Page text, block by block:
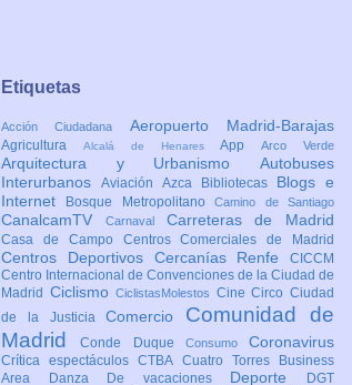
Etiquetas
Acción Ciudadana Aeropuerto Madrid-Barajas
Agricultura Alcalá de HenaresAppArco Verde
Arquitectura y Urbanismo Autobuses
Interurbanos Aviación Azca Bibliotecas Blogs e
Internet
Bosque MetropolitanoCamino de Santiago
CanalcamTV Carnaval Carreteras de Madrid
Casa de Campo Centros Comerciales de Madrid
Centros Deportivos Cercanías Renfe CICCM
Centro Internacional de Convenciones de la Ciudad de
Madrid CiclismoCiclistasMolestos CineCircoCiudad
de la JusticiaComercio Comunidad de
MadridConde Duque Consumo Coronavirus
Crítica espectáculosCTBA Cuatro Torres Business
Area
Danza De vacaciones Deporte DGT